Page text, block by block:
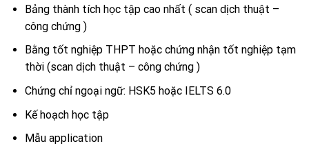
Bảng thành tích học tập cao nhất ( scan dịch thuật –
công chứng )
Bằng tốt nghiệp THPT hoặc chứng nhận tốt nghiệp tạm
thời (scan dịch thuật – công chứng )
Chứng chỉ ngoại ngữ: HSK5 hoặc IELTS 6.0
Kế hoạch học tập
Mẫu application